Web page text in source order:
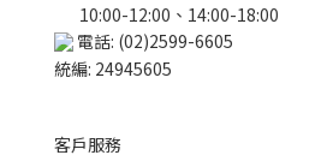
10:00-12:00、14:00-18:00
電話: (02)2599-6605
統編: 24945605
客戶服務